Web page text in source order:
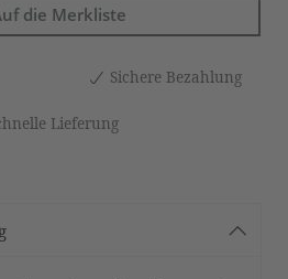
die Merkliste
Sichere Bezahlung
Lieferung